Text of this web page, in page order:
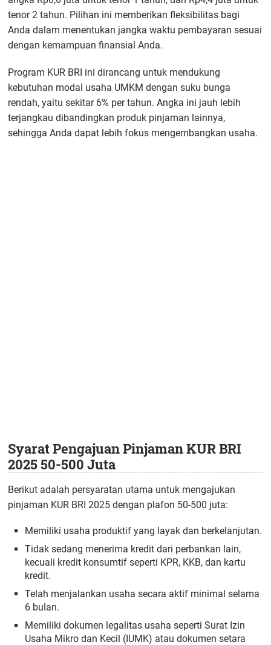
tenor 2 tahun. Pilihan ini memberikan fleksibilitas bagi
Anda dalam menentukan jangka waktu pembayaran sesuai
dengan kemampuan finansial Anda.
Program KUR BRI ini dirancang untuk mendukung
kebutuhan modal usaha UMKM dengan suku bunga
rendah, yaitu sekitar 6% per tahun. Angka ini jauh lebih
terjangkau dibandingkan produk pinjaman lainnya,
sehingga Anda dapat lebih fokus mengembangkan usaha.
Syarat Pengajuan Pinjaman KUR BRI
2025 50-500 Juta
Berikut adalah persyaratan utama untuk mengajukan
pinjaman KUR BRI 2025 dengan plafon 50-500 juta:
Memiliki usaha produktif yang layak dan berkelanjutan.
Tidak sedang menerima kredit dari perbankan lain,
kecuali kredit konsumtif seperti KPR, KKB, dan kartu
kredit.
Telah menjalankan usaha secara aktif minimal selama
6 bulan.
Memiliki dokumen legalitas usaha seperti Surat Izin
Usaha Mikro dan Kecil (IUMK) atau dokumen setara